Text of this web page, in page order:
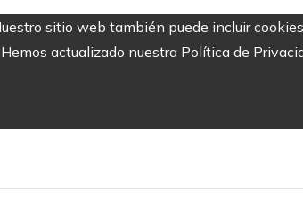
sitio web también puede incluir
actualizado nuestra Política de